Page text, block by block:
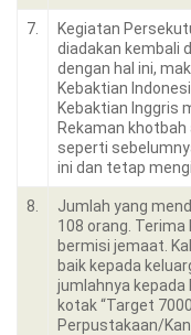
7.
Kegiatan
diadakan kembali
dengan hal ini,
Kebaktian
Kebaktian Inggris
Rekaman
seperti
ini dan tetap
8.
Jumlah yang
108 orang.
bermisi jemaat.
baik kepada
jumlahnya
kotak “Target
Perpustakaan/